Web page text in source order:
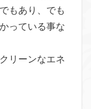
もあり、でも
っている事な
リーンなエネ